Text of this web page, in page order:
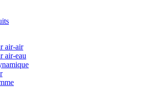
air-air
air-eau